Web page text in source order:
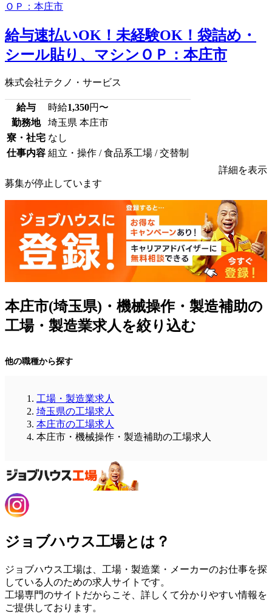
給与速払いOK！未経験OK！袋詰め・
シール貼り、マシンＯＰ：本庄市
株式会社テクノ・サービス
給与 時給1,350円〜
勤務地
埼玉県 本庄市
寮・社宅 なし
仕事内容 組立・操作 / 食品系工場 / 交替制
詳細を表示
募集が停止しています
本庄市(埼玉県)・機械操作・製造補助の
工場・製造業求人を絞り込む
他の職種から探す
工場・製造業求人
埼玉県の工場求人
本庄市の工場求人
本庄市・機械操作・製造補助の工場求人
ジョブハウス工場とは？
ジョブハウス工場は、工場・製造業・メーカーのお仕事を探
している人のための求人サイトです。
工場専門のサイトだからこそ、詳しくて分かりやすい情報を
ご提供しております。